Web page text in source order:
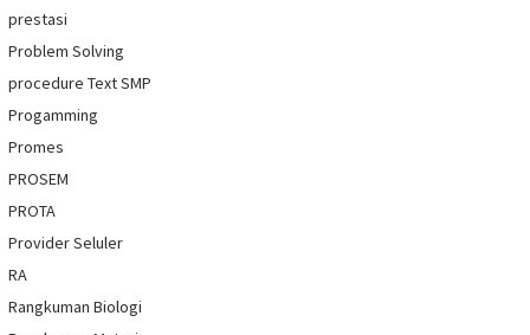
prestasi
Problem Solving
procedure Text SMP
Progamming
Promes
PROSEM
PROTA
Provider Seluler
RA
Rangkuman Biologi